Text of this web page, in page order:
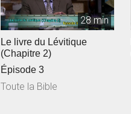
28 min
Le livre du Lévitique
(Chapitre 2)
Épisode 3
Toute la Bible